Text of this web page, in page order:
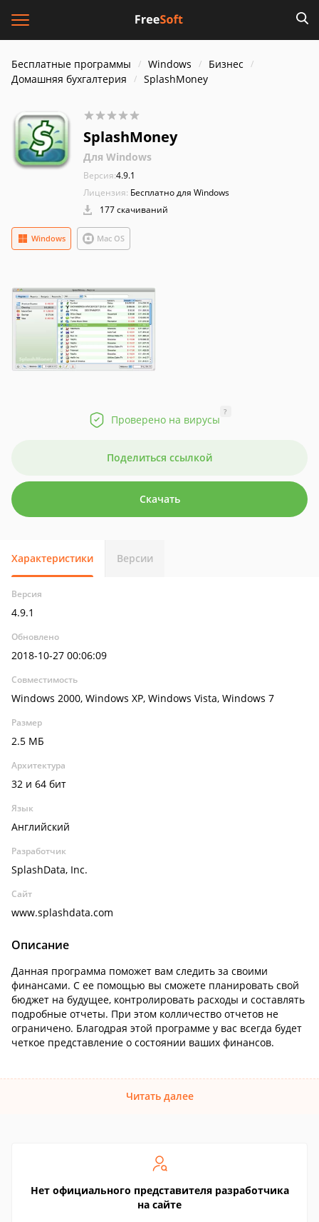
Бесплатные программы Windows
Бизнес
Домашняя бухгалтерия
SplashMoney
SplashMoney
Для Windows
Версия:4.9.1
Лицензия: Бесплатно для Windows
177 скачиваний
Mac OS
Windows
Проверено на вирусы
?
Поделиться ссылкой
Скачать
Характеристики Версии
Версия
4.9.1
Обновлено
2018-10-27 00:06:09
Совместимость
Windows 2000, Windows XP, Windows Vista, Windows 7
Размер
2.5 МБ
Архитектура
32 и 64 бит
Язык
Английский
Разработчик
SplashData, Inc.
Сайт
www.splashdata.com
Описание
Данная программа поможет вам следить за своими
финансами. С ее помощью вы сможете планировать свой
бюджет на будущее, контролировать расходы и составлять
подробные отчеты. При этом колличество отчетов не
ограничено. Благодрая этой программе у вас всегда будет
четкое представление о состоянии ваших финансов.
Читать далее
Нет официального представителя разработчика
на сайте